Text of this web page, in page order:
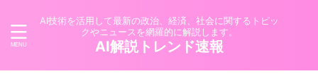
AI技術を活用して最新の政治、経済、社会に関するトピッ
クやニュースを網羅的に解説します。
AI解説トレンド速報